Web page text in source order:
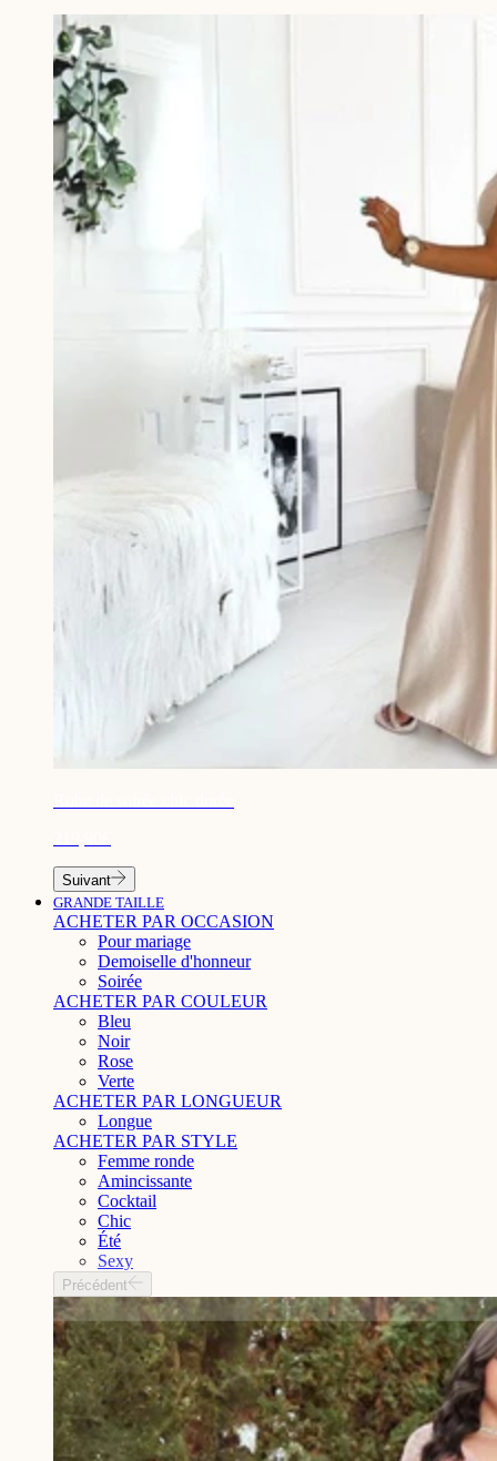
¡
Suivant
GRANDE TAILLE
ACHETER PAR OCCASION
Pour mariage
Demoiselle d'honneur
Soirée
ACHETER PAR COULEUR
Bleu
Noir
Rose
Verte
ACHETER PAR LONGUEUR
Longue
ACHETER PAR STYLE
Femme ronde
Amincissante
Cocktail
Chic
Été
Sexy
Précédent